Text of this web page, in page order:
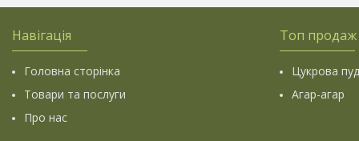
Навігація
Головна сторінка
Товари та послуги
Про нас
Топ продаж
Цукрова
Агар-агар